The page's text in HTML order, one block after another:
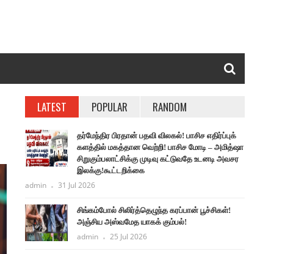
LATEST POPULAR RANDOM
தர்மேந்திர பிரதான் பதவி விலகல்! பாசிச எதிர்ப்புக்
களத்தில் மகத்தான வெற்றி! பாசிச மோடி – அமித்ஷா
சிறுகும்பலாட்சிக்கு முடிவு கட்டுவதே உடனடி அவசர
இலக்கு!கூட்டறிக்கை
admin 31 Jul 2026
சிங்கம்போல் சிலிர்த்தெழுந்த கரப்பான் பூச்சிகள்!
அஞ்சிய அஸ்வமேத யாகக் கும்பல்!
admin 25 Jul 2026